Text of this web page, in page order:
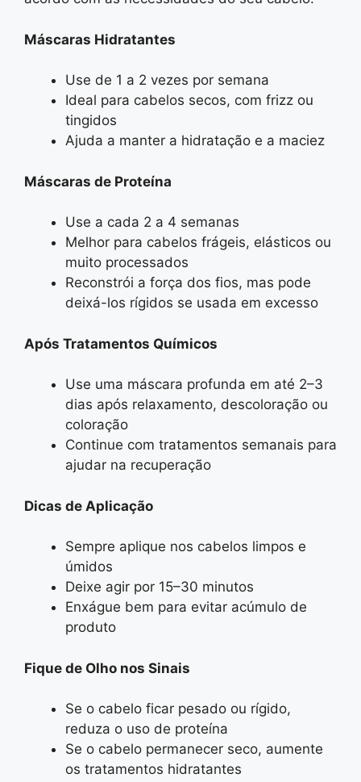
Máscaras Hidratantes
Use de 1 a 2 vezes por semana
Ideal para cabelos secos, com frizz ou
tingidos
Ajuda a manter a hidratação e a maciez
Máscaras de Proteína
Use a cada 2 a 4 semanas
Melhor para cabelos frágeis, elásticos ou
muito processados
Reconstrói a força dos fios, mas pode
deixá-los rígidos se usada em excesso
Após Tratamentos Químicos
Use uma máscara profunda em até 2–3
dias após relaxamento, descoloração ou
coloração
Continue com tratamentos semanais para
ajudar na recuperação
Dicas de Aplicação
Sempre aplique nos cabelos limpos e
úmidos
Deixe agir por 15–30 minutos
Enxágue bem para evitar acúmulo de
produto
Fique de Olho nos Sinais
Se o cabelo ficar pesado ou rígido,
reduza o uso de proteína
Se o cabelo permanecer seco, aumente
os tratamentos hidratantes